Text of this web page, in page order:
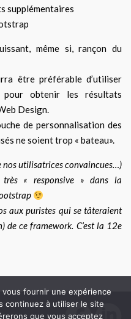
supplémentaires
même si, rançon du
être préférable d’utiliser
pour obtenir les résultats
Design.
de personnalisation des
ne soient trop « bateau».
nos utilisatrices convaincues…)
« responsive » dans la
aux puristes qui se tâteraient
de ce framework. C’est la 12e
fournir une expérience
continuez à utiliser le site
que vous acceptez